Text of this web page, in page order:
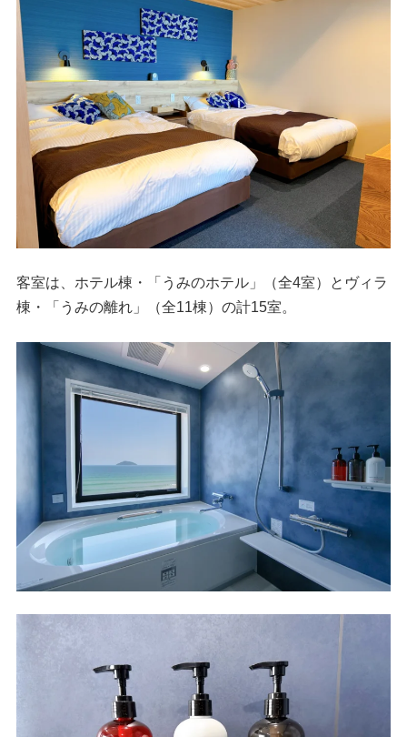
客室は、ホテル棟・「うみのホテル」（全4室）とヴィラ
棟・「うみの離れ」（全11棟）の計15室。